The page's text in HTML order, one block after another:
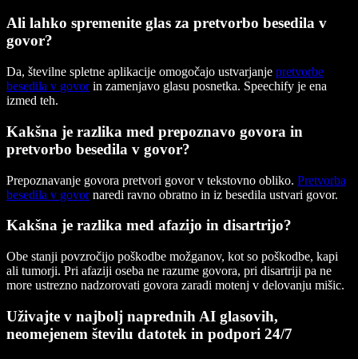
Ali lahko spremenite glas za pretvorbo besedila v
govor?
Da, številne spletne aplikacije omogočajo ustvarjanje pretvorbe
besedila v govorin zamenjavo glasu posnetka. Speechify je ena
izmed teh.
Kakšna je razlika med prepoznavo govora in
pretvorbo besedila v govor?
Prepoznavanje govora pretvori govor v tekstovno obliko. Pretvorba
besedila v govornaredi ravno obratno in iz besedila ustvari govor.
Kakšna je razlika med afazijo in disartrijo?
Obe stanji povzročijo poškodbe možganov, kot so poškodbe, kapi
ali tumorji. Pri afaziji oseba ne razume govora, pri disartriji pa ne
more ustrezno nadzorovati govora zaradi motenj v delovanju mišic.
Uživajte v najbolj naprednih AI glasovih,
neomejenem številu datotek in podpori 24/7